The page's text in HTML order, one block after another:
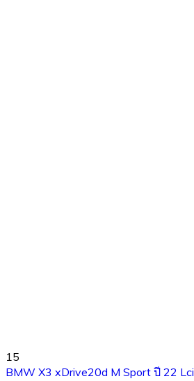
15
BMW X3 xDrive20d M Sport ปี 22 Lci